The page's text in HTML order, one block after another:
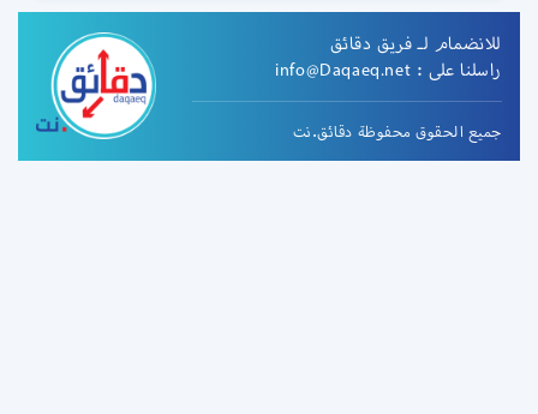
للانضمام لـ فريق دقائق
راسلنا على : info@Daqaeq.net
جميع الحقوق محفوظة دقائق.نت